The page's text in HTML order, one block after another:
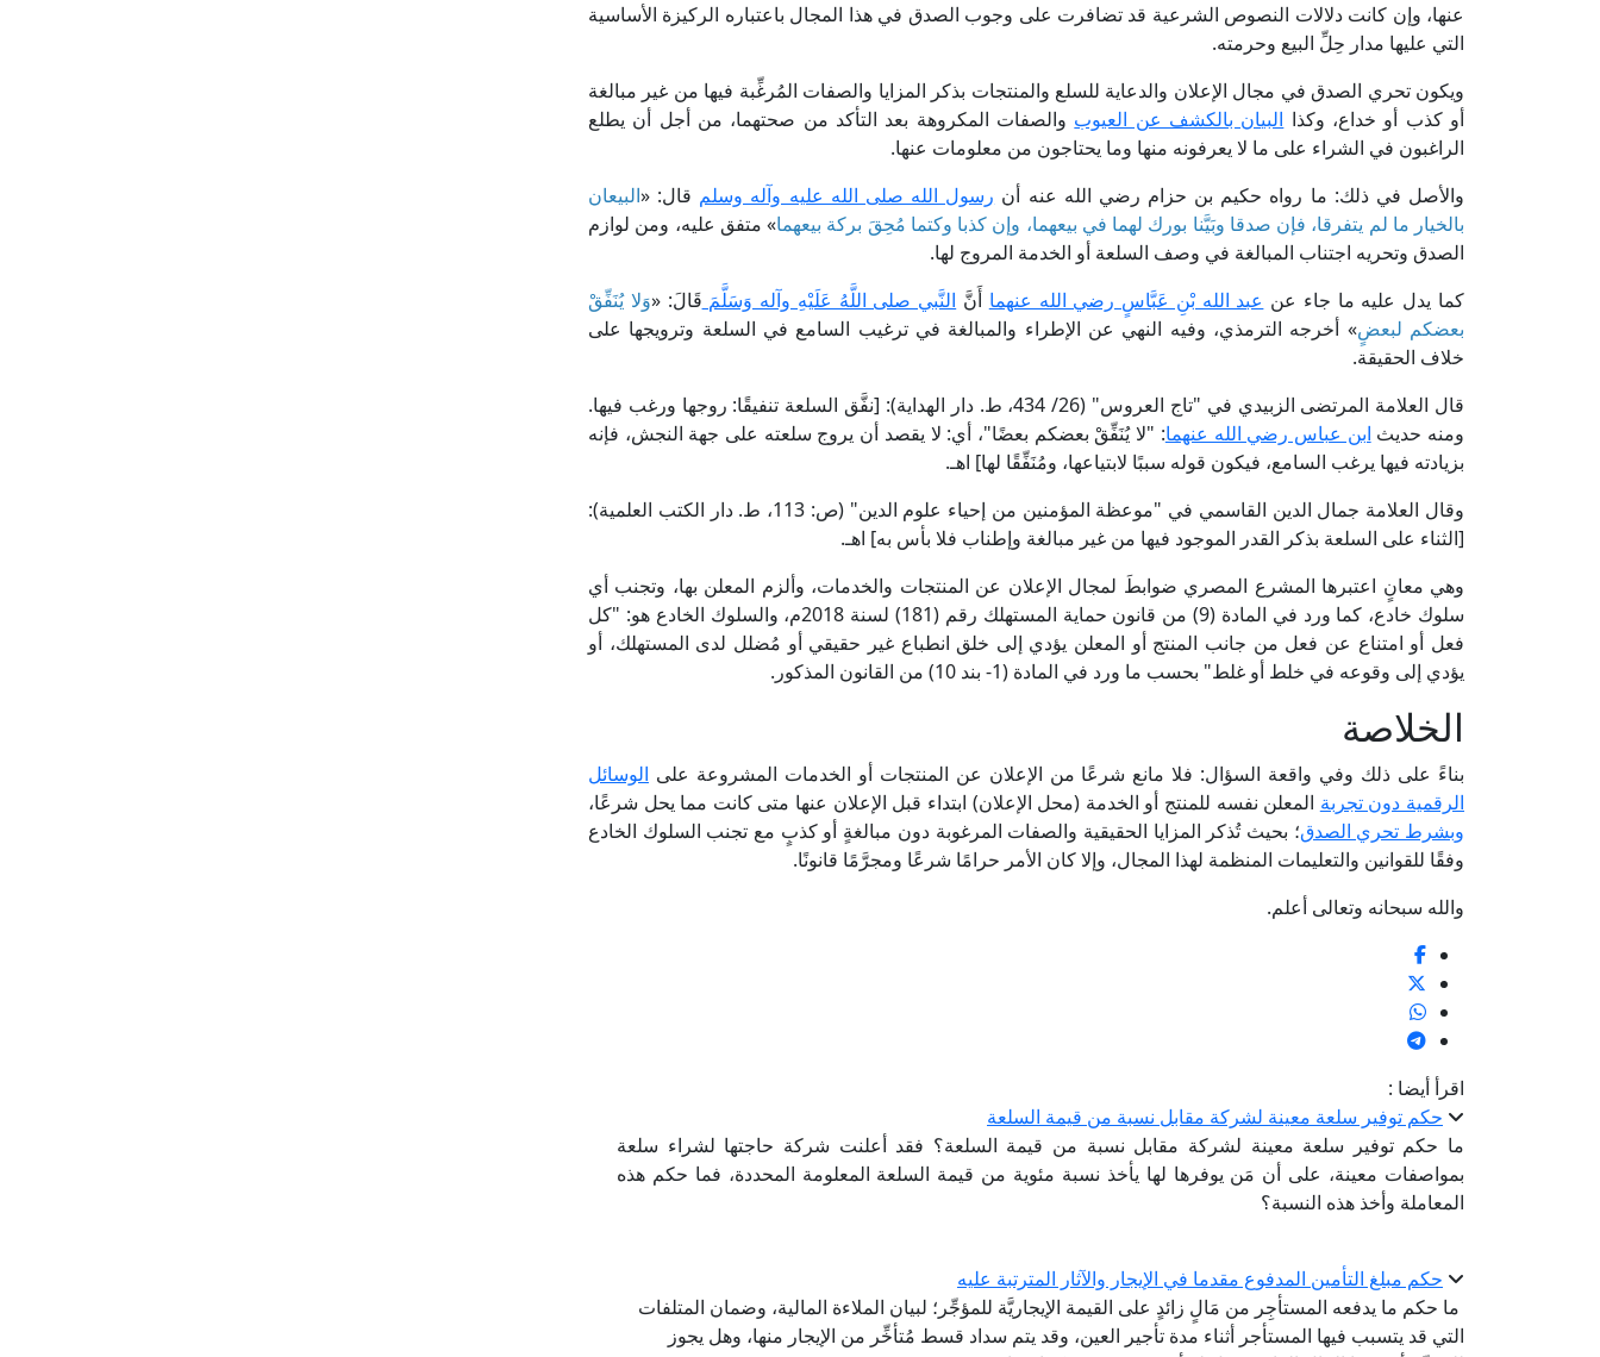
عنها، وإن كانت دلالات النصوص الشرعية قد تضافرت على وجوب الصدق في هذا المجال باعتباره الركيزة الأساسية
التي عليها مدار حِلِّ البيع وحرمته.
ويكون تحري الصدق في مجال الإعلان والدعاية للسلع والمنتجات بذكر المزايا والصفات المُرغِّبة فيها من غير مبالغة
أو كذب أو خداع، وكذا البيان بالكشف عن العيوب والصفات المكروهة بعد التأكد من صحتهما، من أجل أن يطلع
الراغبون في الشراء على ما لا يعرفونه منها وما يحتاجون من معلومات عنها.
والأصل في ذلك: ما رواه حكيم بن حزام رضي الله عنه أن رسول الله صلى الله عليه وآله وسلم قال: «البيعان
بالخيار ما لم يتفرقا، فإن صدقا وبَيَّنا بورك لهما في بيعهما، وإن كذبا وكتما مُحِقَ بركة بيعهما» متفق عليه، ومن لوازم
الصدق وتحريه اجتناب المبالغة في وصف السلعة أو الخدمة المروج لها.
كما يدل عليه ما جاء عن عبد الله بْنِ عَبَّاسٍ رضي الله عنهما أَنَّ النَّبي صلى اللَّهُ عَلَيْهِ وآله وَسَلَّمَ قَالَ: «وَلا يُنَفِّقْ
بعضكم لبعضٍ» أخرجه الترمذي، وفيه النهي عن الإطراء والمبالغة في ترغيب السامع في السلعة وترويجها على
خلاف الحقيقة.
قال العلامة المرتضى الزبيدي في "تاج العروس" (26/ 434، ط. دار الهداية): [نفَّق السلعة تنفيقًا: روجها ورغب فيها.
ومنه حديث ابن عباس رضي الله عنهما: "لا يُنَفِّقْ بعضكم بعضًا"، أي: لا يقصد أن يروج سلعته على جهة النجش، فإنه
بزيادته فيها يرغب السامع، فيكون قوله سببًا لابتياعها، ومُنَفِّقًا لها] اهـ.
وقال العلامة جمال الدين القاسمي في "موعظة المؤمنين من إحياء علوم الدين" (ص: 113، ط. دار الكتب العلمية):
[الثناء على السلعة بذكر القدر الموجود فيها من غير مبالغة وإطناب فلا بأس به] اهـ.
وهي معانٍ اعتبرها المشرع المصري ضوابطَ لمجال الإعلان عن المنتجات والخدمات، وألزم المعلن بها، وتجنب أي
سلوك خادع، كما ورد في المادة (9) من قانون حماية المستهلك رقم (181) لسنة 2018م، والسلوك الخادع هو: "كل
فعل أو امتناع عن فعل من جانب المنتج أو المعلن يؤدي إلى خلق انطباع غير حقيقي أو مُضلل لدى المستهلك، أو
يؤدي إلى وقوعه في خلط أو غلط" بحسب ما ورد في المادة (1- بند 10) من القانون المذكور.
الخلاصة
بناءً على ذلك وفي واقعة السؤال: فلا مانع شرعًا من الإعلان عن المنتجات أو الخدمات المشروعة على الوسائل
الرقمية دون تجربة المعلن نفسه للمنتج أو الخدمة (محل الإعلان) ابتداء قبل الإعلان عنها متى كانت مما يحل شرعًا،
وبشرط تحري الصدق؛ بحيث تُذكر المزايا الحقيقية والصفات المرغوبة دون مبالغةٍ أو كذبٍ مع تجنب السلوك الخادع
وفقًا للقوانين والتعليمات المنظمة لهذا المجال، وإلا كان الأمر حرامًا شرعًا ومجرَّمًا قانونًا.
والله سبحانه وتعالى أعلم.
اقرأ أيضا :
حكم توفير سلعة معينة لشركة مقابل نسبة من قيمة السلعة
ما حكم توفير سلعة معينة لشركة مقابل نسبة من قيمة السلعة؟ فقد أعلنت شركة حاجتها لشراء سلعة
بمواصفات معينة، على أن مَن يوفرها لها يأخذ نسبة مئوية من قيمة السلعة المعلومة المحددة، فما حكم هذه
المعاملة وأخذ هذه النسبة؟
حكم مبلغ التأمين المدفوع مقدما في الإيجار والآثار المترتبة عليه
ما حكم ما يدفعه المستأجِر من مَالٍ زائدٍ على القيمة الإيجاريَّة للمؤجِّر؛ لبيان الملاءة المالية، وضمان المتلفات
التي قد يتسبب فيها المستأجر أثناء مدة تأجير العين، وقد يتم سداد قسط مُتأخِّر من الإيجار منها، وهل يجوز